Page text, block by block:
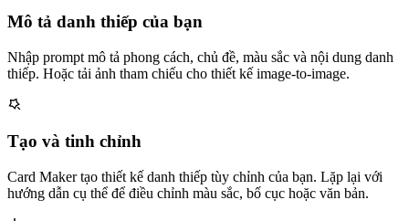
Mô tả danh thiếp của bạn
Nhập prompt mô tả phong cách, chủ đề, màu sắc và nội dung danh
thiếp. Hoặc tải ảnh tham chiếu cho thiết kế image-to-image.
Tạo và tinh chỉnh
Card Maker tạo thiết kế danh thiếp tùy chỉnh của bạn. Lặp lại với
hướng dẫn cụ thể để điều chỉnh màu sắc, bố cục hoặc văn bản.